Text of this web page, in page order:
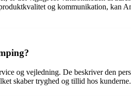
og kommunikation, kan
og vejledning. De beskriver den
skaber tryghed og tillid hos kunderne.